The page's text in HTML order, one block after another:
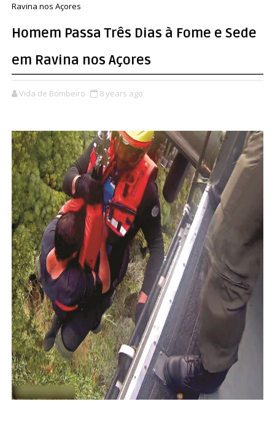
Ravina nos Açores
Homem Passa Três Dias à Fome e Sede
em Ravina nos Açores
Vida de Bombeiro 8 years ago